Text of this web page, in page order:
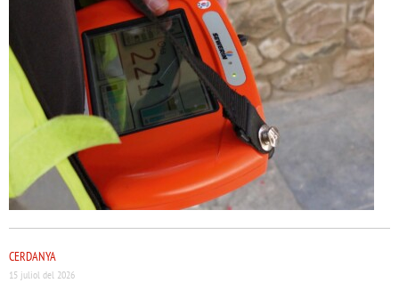
CERDANYA
15 juliol del 2026